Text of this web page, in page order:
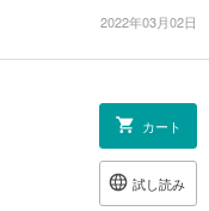
2022年03月02日
カート
試し読み